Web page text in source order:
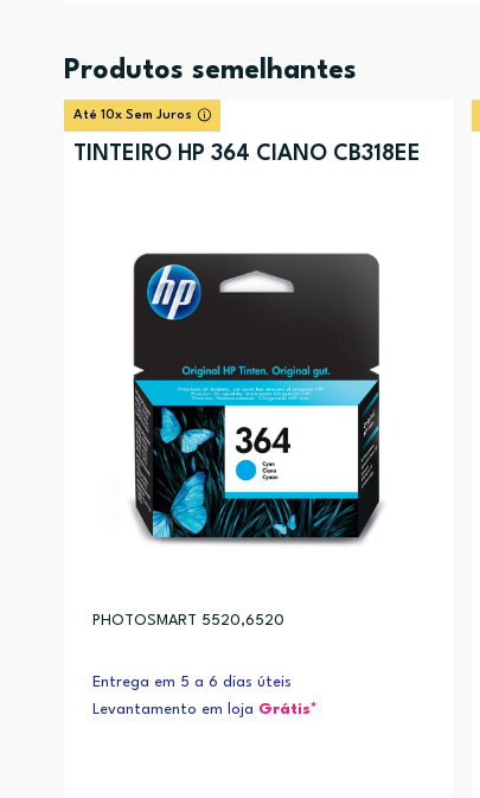
Produtos semelhantes
Até 10x Sem Juros
TINTEIRO HP 364 CIANO CB318EE
PHOTOSMART 5520,6520
Entrega em 5 a 6 dias úteis
Levantamento em loja Grátis*